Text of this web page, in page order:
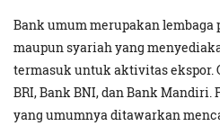
Bank umum merupakan
maupun syariah yang
termasuk untuk aktivitas ekspor.
BRI, Bank BNI, dan Bank
yang umumnya ditawarkan